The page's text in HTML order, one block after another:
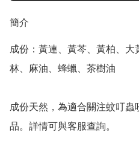
簡介
成份：黃連、黃芩、黃柏、
林、麻油、蜂蠟、茶樹油
成份天然，為適合關注蚊叮
品。詳情可與客服查詢。